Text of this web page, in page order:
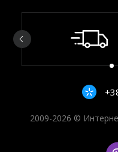
2009-2026 ©